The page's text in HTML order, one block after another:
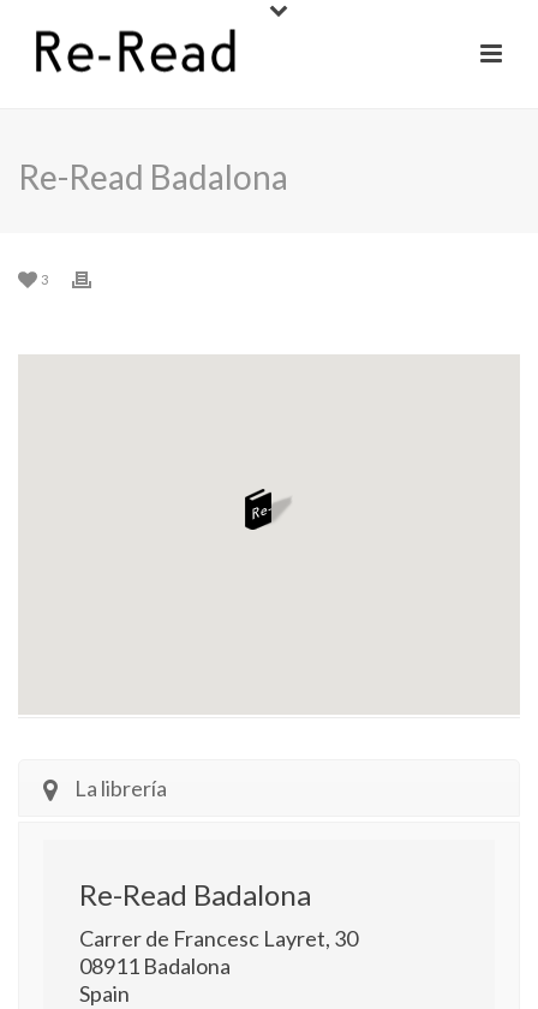
Re-Read Badalona
3
La librería
Re-Read Badalona
Carrer de Francesc Layret, 30
08911 Badalona
Spain